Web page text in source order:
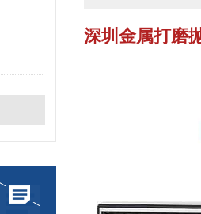
深圳金属打磨